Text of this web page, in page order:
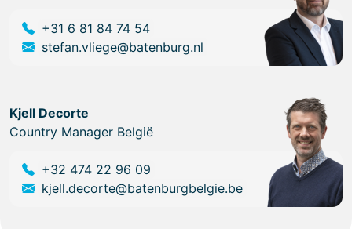
+31 6 81 84 74 54
stefan.vliege@batenburg.nl
Kjell Decorte
Country Manager België
+32 474 22 96 09
kjell.decorte@batenburgbelgie.be